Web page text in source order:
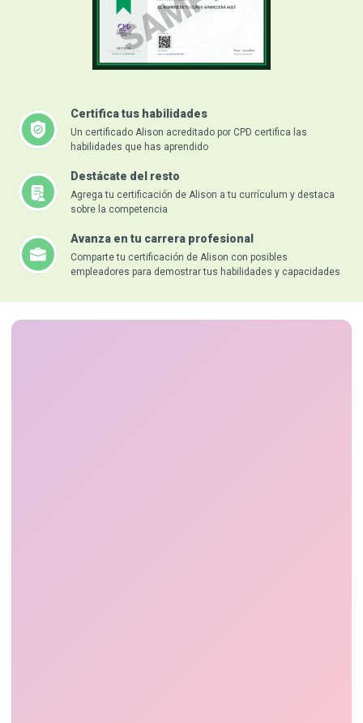
Certifica tus habilidades
Un certificado Alison acreditado por CPD certifica las
habilidades que has aprendido
Destácate del resto
Agrega tu certificación de Alison a tu currículum y destaca
sobre la competencia
Avanza en tu carrera profesional
Comparte tu certificación de Alison con posibles
empleadores para demostrar tus habilidades y capacidades